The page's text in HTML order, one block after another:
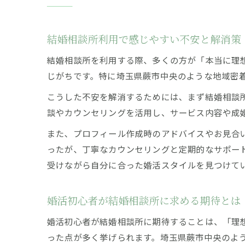
結婚相談所利用で感じやすい不安と解消策
結婚相談所を利用する際、多くの方が「本当に
じがちです。特に埼玉県蕨市中央のような地域
こうした不安を解消するためには、まず結婚相
談やカウンセリングを活用し、サービス内容や成
また、プロフィール作成時のアドバイスやお見
ったが、丁寧なカウンセリングと定期的なサポ
受けながら自分に合った婚活スタイルを見つけて
婚活初心者が結婚相談所に求める期待とは
婚活初心者が結婚相談所に期待することは、「
った点が多く挙げられます。埼玉県蕨市中央のよ